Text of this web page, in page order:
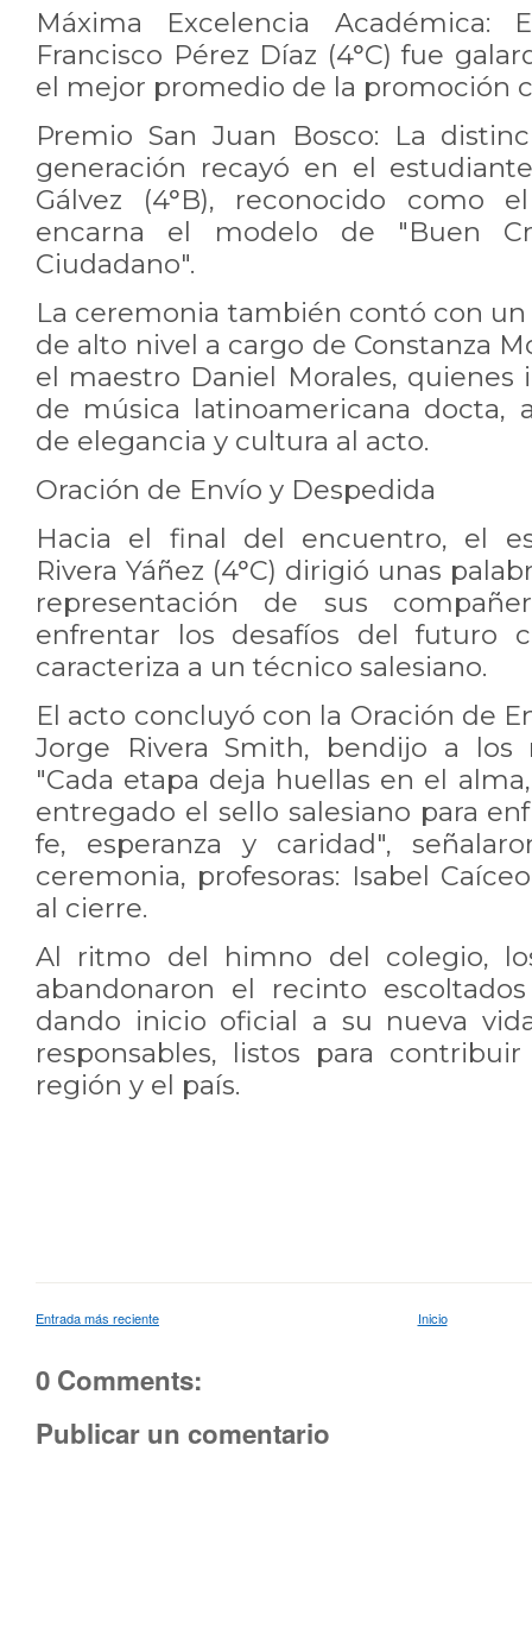
Máxima Excelencia Académica:
Francisco Pérez Díaz (4°C) fue
el mejor promedio de la promoción
Premio San Juan Bosco: La
generación recayó en el
Gálvez (4°B), reconocido como
encarna el modelo de "Buen
Ciudadano".
La ceremonia también contó con
de alto nivel a cargo de Constanza
el maestro Daniel Morales, quienes
de música latinoamericana docta,
de elegancia y cultura al acto.
Oración de Envío y Despedida
Hacia el final del encuentro, el
Rivera Yáñez (4°C) dirigió unas
representación de sus
enfrentar los desafíos del futuro
caracteriza a un técnico salesiano.
El acto concluyó con la Oración de
Jorge Rivera Smith, bendijo a los
"Cada etapa deja huellas en el
entregado el sello salesiano para
fe, esperanza y caridad",
ceremonia, profesoras: Isabel
al cierre.
Al ritmo del himno del colegio,
abandonaron el recinto
dando inicio oficial a su nueva
responsables, listos para
región y el país.
Entrada más reciente Inicio
0 Comments:
Publicar un comentario